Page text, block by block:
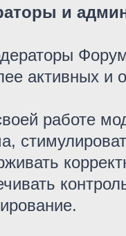
и
активных и
работе